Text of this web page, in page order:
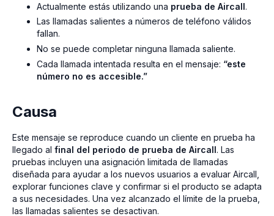
Actualmente estás utilizando una prueba de Aircall.
Las llamadas salientes a números de teléfono válidos
fallan.
No se puede completar ninguna llamada saliente.
Cada llamada intentada resulta en el mensaje: “este
número no es accesible.”
Causa
Este mensaje se reproduce cuando un cliente en prueba ha
llegado al final del periodo de prueba de Aircall. Las
pruebas incluyen una asignación limitada de llamadas
diseñada para ayudar a los nuevos usuarios a evaluar Aircall,
explorar funciones clave y confirmar si el producto se adapta
a sus necesidades. Una vez alcanzado el límite de la prueba,
las llamadas salientes se desactivan.